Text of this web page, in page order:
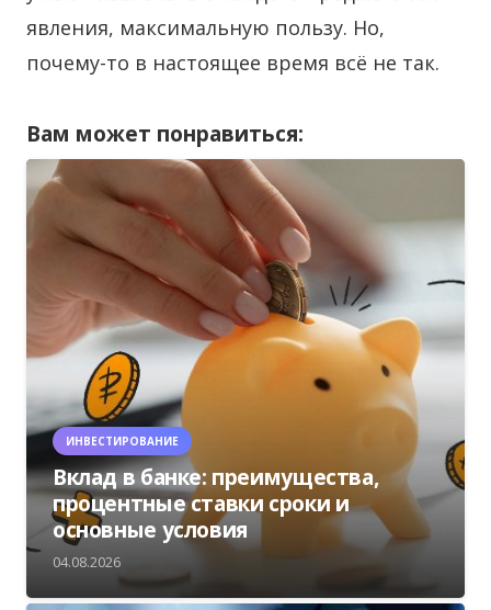
явления, максимальную пользу. Но,
почему-то в настоящее время всё не так.
Вам может понравиться:
ИНВЕСТИРОВАНИЕ
Вклад в банке: преимущества,
процентные ставки сроки и
основные условия
04.08.2026